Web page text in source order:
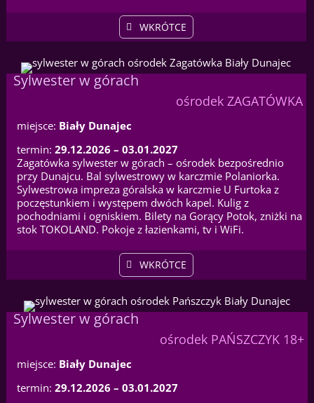
WKRÓTCE
Sylwester w górach
ośrodek ZAGATÓWKA
miejsce: Biały Dunajec
termin: 29.12.2026 – 03.01.2027
Zagatówka sylwester w górach – ośrodek bezpośrednio
przy Dunajcu. Bal sylwestrowy w karczmie Polaniorka.
Sylwestrowa impreza góralska w karczmie U Furtoka z
poczęstunkiem i występem dwóch kapel. Kulig z
pochodniami i ogniskiem. Bilety na Gorący Potok, zniżki na
stok TOKOLAND. Pokoje z łazienkami, tv i WiFi.
WKRÓTCE
Sylwester w górach
ośrodek PAŃSZCZYK 18+
miejsce: Biały Dunajec
termin: 29.12.2026 – 03.01.2027